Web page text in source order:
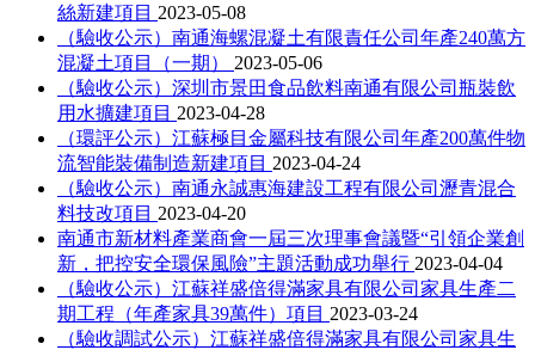
絲新建項目 2023-05-08
（驗收公示）南通海螺混凝土有限責任公司年產240萬方
混凝土項目（一期） 2023-05-06
（驗收公示）深圳市景田食品飲料南通有限公司瓶裝飲
用水擴建項目 2023-04-28
（環評公示）江蘇極目金屬科技有限公司年產200萬件物
流智能裝備制造新建項目 2023-04-24
（驗收公示）南通永誠惠海建設工程有限公司瀝青混合
料技改項目 2023-04-20
南通市新材料產業商會一屆三次理事會議暨“引領企業創
新，把控安全環保風險”主題活動成功舉行 2023-04-04
（驗收公示）江蘇祥盛倍得滿家具有限公司家具生產二
期工程（年產家具39萬件）項目 2023-03-24
（驗收調試公示）江蘇祥盛倍得滿家具有限公司家具生